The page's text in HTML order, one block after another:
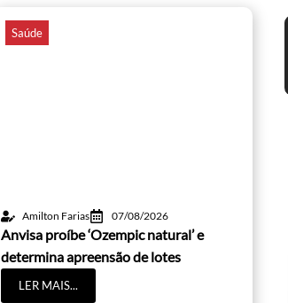
Saúde
Amilton Farias 07/08/2026
Anvisa proíbe ‘Ozempic natural’ e
determina apreensão de lotes
LER MAIS...